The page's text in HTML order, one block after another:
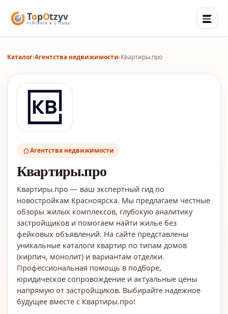
Каталог›Агентства недвижимости›Квартиры.про
Агентства недвижимости
Квартиры.про
Квартиры.про — ваш экспертный гид по
новостройкам Красноярска. Мы предлагаем честные
обзоры жилых комплексов, глубокую аналитику
застройщиков и помогаем найти жилье без
фейковых объявлений. На сайте представлены
уникальные каталоги квартир по типам домов
(кирпич, монолит) и вариантам отделки.
Профессиональная помощь в подборе,
юридическое сопровождение и актуальные цены
напрямую от застройщиков. Выбирайте надежное
будущее вместе с Квартиры.про!